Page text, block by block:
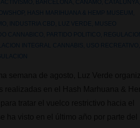
ACTIVISMO BARCELONA CAÑAMO CATALUNYA
, HASH MARIHUANA & HEMP MUSEUM
INDUSTRIA CBD LUZ VERDE
MUSEO
CANNABICO PARTIDO POLITICO
REGULACION
INTEGRAL CANNABIS USO RECREATIVO